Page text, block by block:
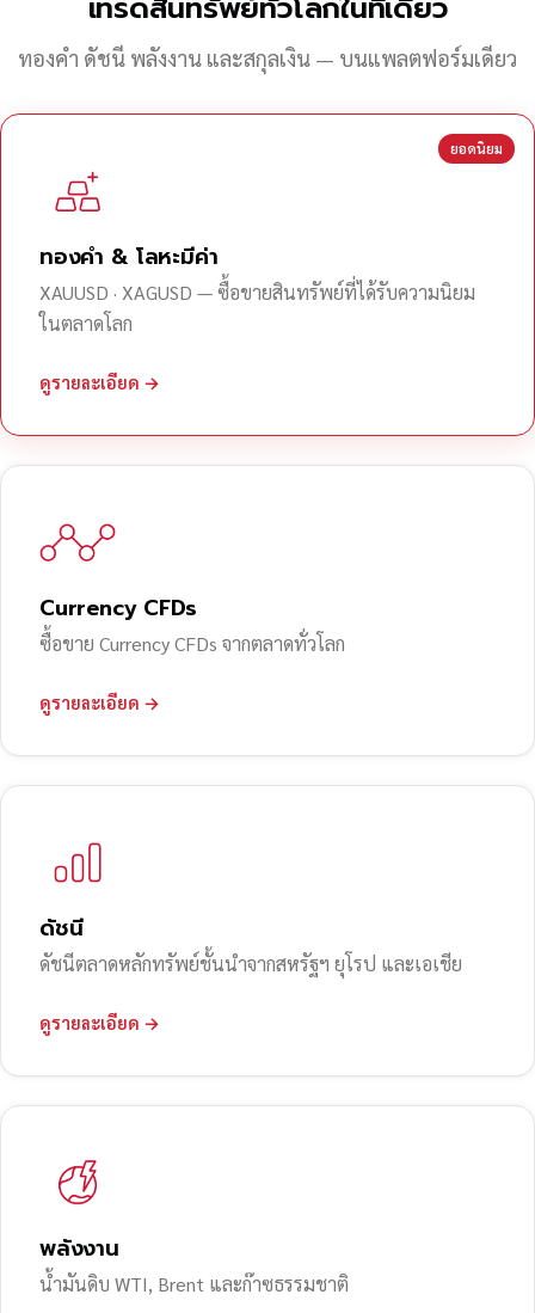
ทองคำ ดัชนี พลังงาน และสกุลเงิน — บนแพลตฟอร์มเดียว
ยอดนิยม
ทองคำ & โลหะมีค่า
XAUUSD · XAGUSD — ซื้อขายสินทรัพย์ที่ได้รับความนิยม
ในตลาดโลก
ดูรายละเอียด →
Currency CFDs
ซื้อขาย Currency CFDs จากตลาดทั่วโลก
ดูรายละเอียด →
ดัชนี
ดัชนีตลาดหลักทรัพย์ชั้นนำจากสหรัฐฯ ยุโรป และเอเชีย
ดูรายละเอียด →
พลังงาน
น้ำมันดิบ WTI, Brent และก๊าซธรรมชาติ